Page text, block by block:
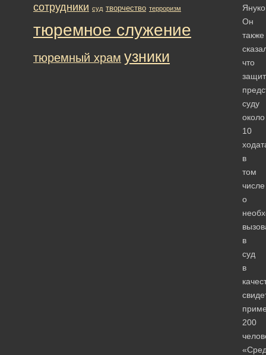
Он
также
что
суду
около
10
в
том
числе
о
в
суд
в
200
сотрудники суд творчество терроризм
тюремное служение
тюремный храм узники